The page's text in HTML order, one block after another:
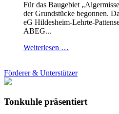
Für das Baugebiet
der Grundstücke begonnen.
eG Hildesheim-Lehrte-
ABEG...
Weiterlesen …
Förderer & Unterstützer
Tonkuhle präsentiert